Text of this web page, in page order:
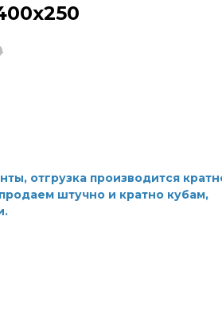
отгрузка производится
штучно и кратно кубам,